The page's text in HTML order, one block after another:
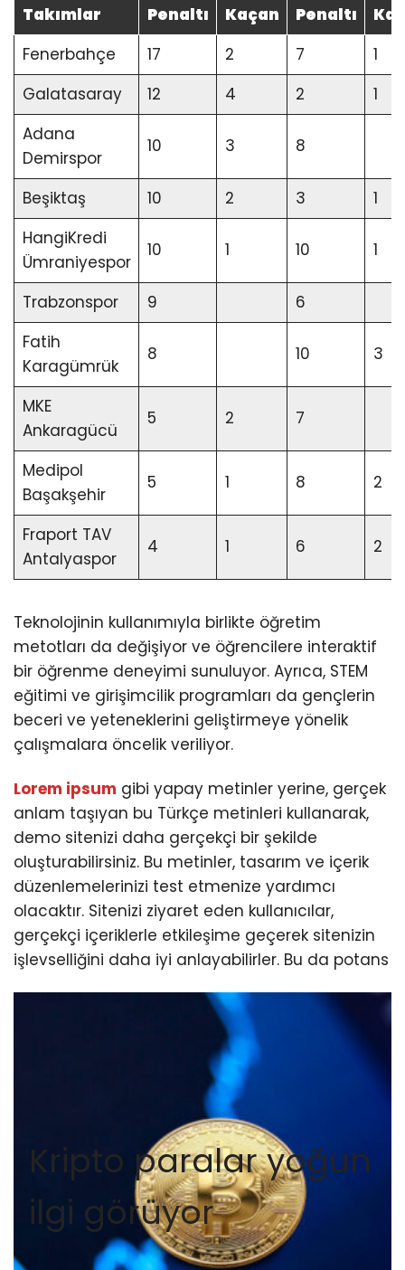
Takımlar Penaltı Kaçan Penaltı
Fenerbahçe
17 2 7
1
Galatasaray
12 4 2
1
Adana
Demirspor
10 3 8
Beşiktaş 10 2 3
1
HangiKredi
Ümraniyespor
10 1 10 1
Trabzonspor 9
6
Fatih
Karagümrük
8 10 3
MKE
Ankaragücü
5 2 7
Medipol
Başakşehir
5 1 8 2
Fraport TAV
Antalyaspor
4 1 6 2
Teknolojinin kullanımıyla birlikte öğretim
metotları da değişiyor ve öğrencilere interaktif
bir öğrenme deneyimi sunuluyor. Ayrıca, STEM
eğitimi ve girişimcilik programları da gençlerin
beceri ve yeteneklerini geliştirmeye yönelik
çalışmalara öncelik veriliyor.
Lorem ipsum gibi yapay metinler yerine, gerçek
anlam taşıyan bu Türkçe metinleri kullanarak,
demo sitenizi daha gerçekçi bir şekilde
oluşturabilirsiniz. Bu metinler, tasarım ve içerik
düzenlemelerinizi test etmenize yardımcı
olacaktır. Sitenizi ziyaret eden kullanıcılar,
gerçekçi içeriklerle etkileşime geçerek sitenizin
işlevselliğini daha iyi anlayabilirler. Bu da potans
Kripto paralar yoğun
ilgi görüyor